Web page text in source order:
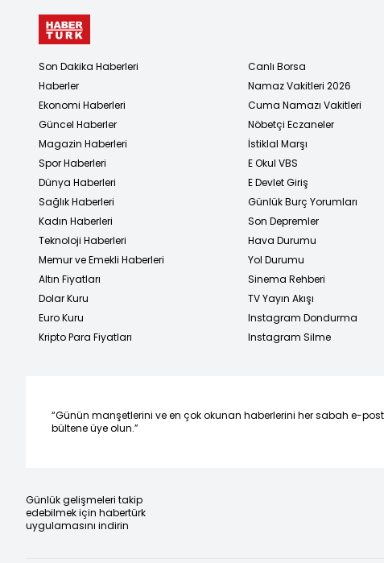
Son Dakika Haberleri
Haberler
Ekonomi Haberleri
Güncel Haberler
Magazin Haberleri
Spor Haberleri
Dünya Haberleri
Sağlık Haberleri
Kadın Haberleri
Teknoloji Haberleri
Memur ve Emekli Haberleri
Altın Fiyatları
Dolar Kuru
Euro Kuru
Kripto Para Fiyatları
Canlı Borsa
Namaz Vakitleri 2026
Cuma Namazı Vakitleri
Nöbetçi Eczaneler
İstiklal Marşı
E Okul VBS
E Devlet Giriş
Günlük Burç Yorumları
Son Depremler
Hava Durumu
Yol Durumu
Sinema Rehberi
TV Yayın Akışı
Instagram Dondurma
Instagram Silme
“Günün manşetlerini ve en çok okunan haberlerini her sabah e-
bültene üye olun.”
Günlük gelişmeleri takip
edebilmek için habertürk
uygulamasını indirin